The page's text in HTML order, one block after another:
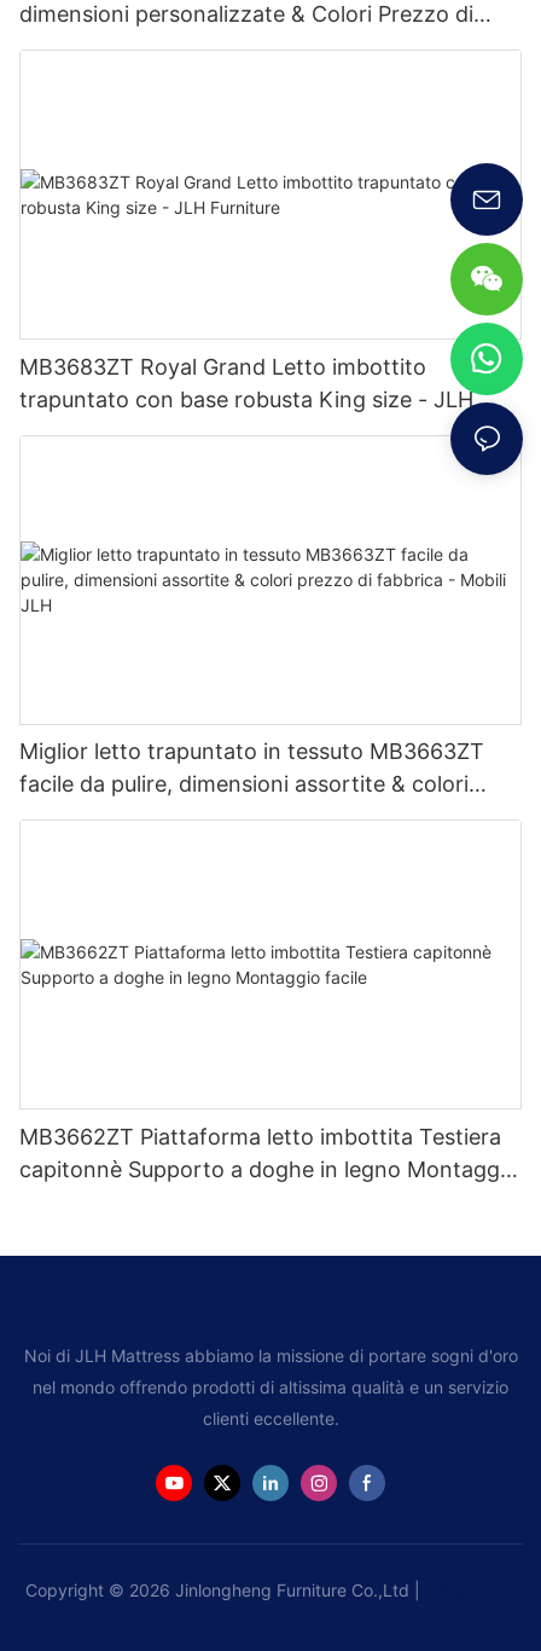
dimensioni personalizzate & Colori Prezzo di
fabbrica - Mobili JLH
MB3683ZT Royal Grand Letto imbottito
trapuntato con base robusta King size - JLH
Furniture
Miglior letto trapuntato in tessuto MB3663ZT
facile da pulire, dimensioni assortite & colori
prezzo di fabbrica - Mobili JLH
MB3662ZT Piattaforma letto imbottita Testiera
capitonnè Supporto a doghe in legno Montaggio
Noi di JLH Mattress abbiamo la missione di portare sogni d'oro
nel mondo offrendo prodotti di altissima qualità e un servizio
clienti eccellente.
Copyright © 2026 Jinlongheng Furniture Co.,Ltd |